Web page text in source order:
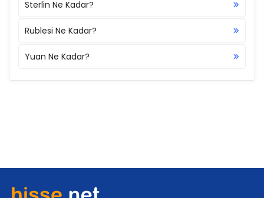
Sterlin Ne Kadar?
Rublesi Ne Kadar?
Yuan Ne Kadar?